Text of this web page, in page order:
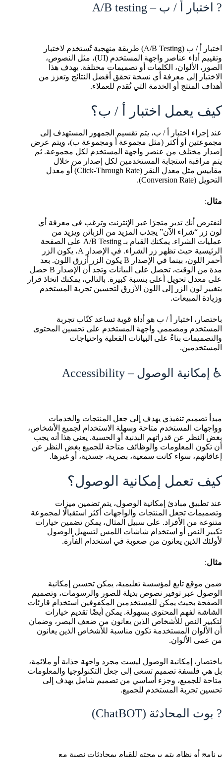
? اختبار أ / ب – A/B testing
اختبار أ / ب (A/B Testing) طريقة منهجية تُستخدم لاختبار
وتقييم أداء عناصر واجهة المستخدم (UI)، مثل النصوص،
الصور، الألوان، الكلمات أو تصميمات مختلفة. يهدف هذا
الاختبار إلى معرفة أي نسخة تحقق أفضل النتائج وتعزز من
أهداف المنتج أو الخدمة التي تُقدم للعملاء.
كيف يعمل اختبار أ / ب؟
عند إجراء اختبار أ / ب، يتم تقسيم الجمهور المستهدف إلى
مجموعتين أو أكثر (مثل مجموعة أ ومجموعة ب)، ويتم عرض
إصدار مختلف من عنصر واجهة المستخدم لكل مجموعة. ثم
يتم مراقبة استجابة المستخدمين لكل إصدار من خلال
مقاييس مثل معدل النقر (Click-Through Rate) أو معدل
التحويل (Conversion Rate).
مثال:
لنفترض أنك تدير متجرًا عبر الإنترنت وترغب في معرفة أي
لون زر “شراء الآن” يجذب المزيد من الزبائن ويزيد من
عمليات الشراء. يمكنك القيام بـ A/B Testing على الصفحة
الرئيسية حيث تظهر زر الشراء. في الإصدار A، يكون الزر
أحمر اللون، بينما في الإصدار B يكون الزر أزرق اللون. بعد
مدة من الوقت، تحصل على البيانات وتجد أن الإصدار B حصل
على معدل تحويل أعلى بنسبة كبيرة. بالتالي، يمكنك اتخاذ قرار
بتغيير لون الزر إلى اللون الأزرق لتحسين تجربة المستخدم
وزيادة المبيعات.
باختصار، اختبار أ / ب هو أداة قوية تساعد كتّاب تجربة
المستخدم ومصممي واجهة المستخدم على تحسين المحتوى
والتصميمات بناءً على البيانات الفعلية واحتياجات
المستخدمين.
♿️ إمكانية الوصول – Accessibility
مبدأ تصميم تنفيذي يهدف إلى جعل المنتجات والخدمات
وواجهات المستخدم متاحة وسهلة الاستخدام لجميع الأشخاص،
بغض النظر عن قدراتهم البدنية أو الحسية. يعني هذا أنه يجب
أن تكون المعلومات والوظائف متاحة للجميع بغض النظر عن
إعاقاتهم، سواء كانت سمعية، بصرية، جسدية، أو غيرها.
كيف تعمل إمكانية الوصول؟
عند تطبيق مبادئ إمكانية الوصول، يتم تضمين ميزات
وتصميمات تجعل المنتجات والواجهات أكثر استقبالًا لمجموعة
متنوعة من الأفراد. على سبيل المثال، يمكن تضمين خيارات
تكبير النص أو استخدام شاشات اللمس لتسهيل الوصول
لأولئك الذين يعانون من صعوبة في استخدام الفأرة.
مثال:
ضمن موقع تابع لمؤسسة تعليمية، يمكن تحسين إمكانية
الوصول عبر توفير نصوص بديلة للصور والرسومات، وتصميم
الصفحة بحيث يمكن للمستخدمين المكفوفين استخدام قارئات
الشاشة لفهم المحتوى بسهولة. يمكن أيضًا تقديم خيارات
لتكبير النص للأشخاص الذين يعانون من ضعف البصر، وضمان
أن الألوان المستخدمة تكون مناسبة للأشخاص الذين يعانون
من عمى الألوان.
باختصار، إمكانية الوصول ليست مجرد واجهة جذابة أو ملائمة،
بل هي فلسفة تصميم تسعى إلى جعل التكنولوجيا والمعلومات
متاحة للجميع، وجزء أساسي من تصميم شامل يهدف إلى
تحسين تجربة المستخدم للجميع.
? بوت المحادثة (ChatBOT)
برنامج أو نظام يتم برمجته للقيام بمحادثات نصية مع